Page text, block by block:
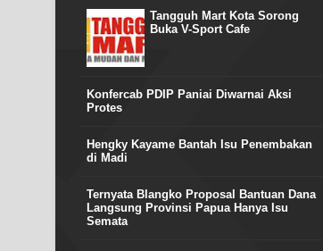
Tangguh Mart Kota Sorong
Buka V-Sport Cafe
Konfercab PDIP Paniai Diwarnai Aksi
Protes
Hengky Kayame Bantah Isu Penembakan
di Madi
Ternyata Blangko Proposal Bantuan Dana
Langsung Provinsi Papua Hanya Isu
Semata